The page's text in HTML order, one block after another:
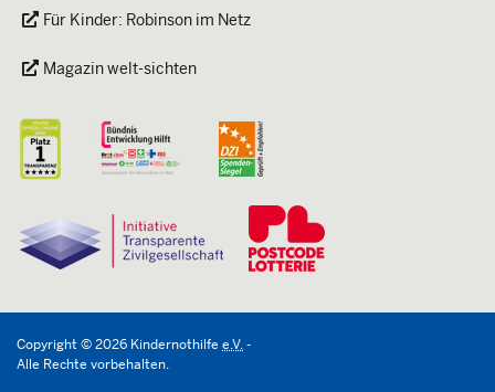
Für Kinder: Robinson im Netz
Magazin welt-sichten
Copyright ©2026 Kindernothilfe e.V.-
Alle Rechte vorbehalten.